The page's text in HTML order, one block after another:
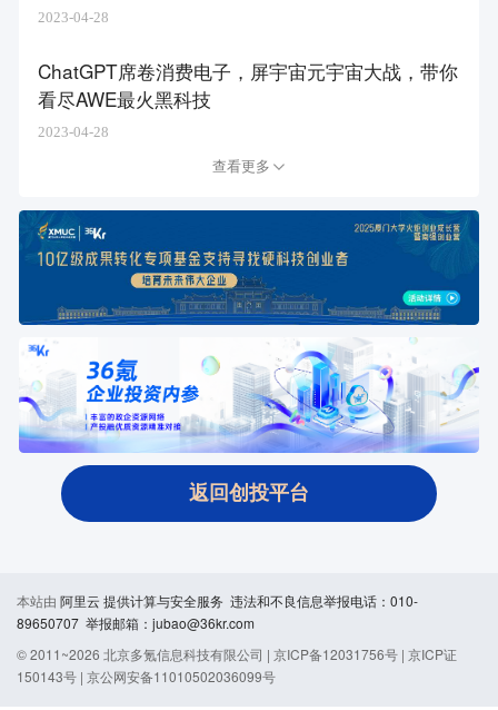
2023-04-28
ChatGPT席卷消费电子，屏宇宙元宇宙大战，带你
看尽AWE最火黑科技
2023-04-28
查看更多
返回创投平台
本站由 阿里云 提供计算与安全服务 违法和不良信息举报电话：010-
89650707 举报邮箱：jubao@36kr.com
© 2011~2026 北京多氪信息科技有限公司 | 京ICP备12031756号 | 京ICP证
150143号 | 京公网安备11010502036099号